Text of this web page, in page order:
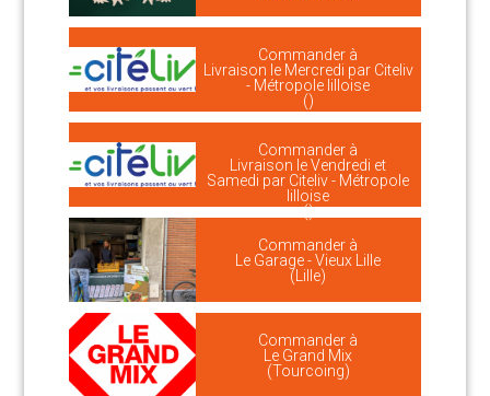
Commander à
Livraison le Mercredi par Citeliv
- Métropole lilloise
()
Commander à
Livraison le Vendredi et
Samedi par Citeliv - Métropole
lilloise
()
Commander à
Le Garage - Vieux Lille
(Lille)
Commander à
Le Grand Mix
(Tourcoing)